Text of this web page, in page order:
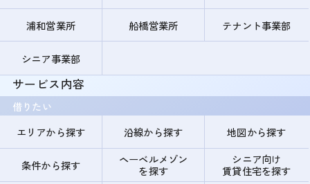
浦和営業所 船橋営業所 テナント事業部
シニア事業部
サービス内容
借りたい
エリアから探す
沿線から探す 地図から探す
条件から探す
ヘーベルメゾン
を探す
シニア向け
賃貸住宅を探す